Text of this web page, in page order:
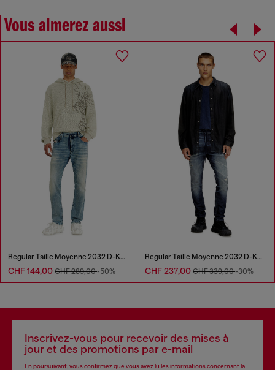
Vous aimerez aussi
Regular Taille Moyenne 2032 D-Krooley Joggjeans®
CHF 144,00 CHF 289,00-50%
Regular Taille Moyenne 2032 D-Krooley Joggjeans®
CHF 237,00 CHF 339,00-30%
Inscrivez-vous pour recevoir des mises à
jour et des promotions par e-mail
En poursuivant, vous confirmez que vous avez lu les informations concernant la